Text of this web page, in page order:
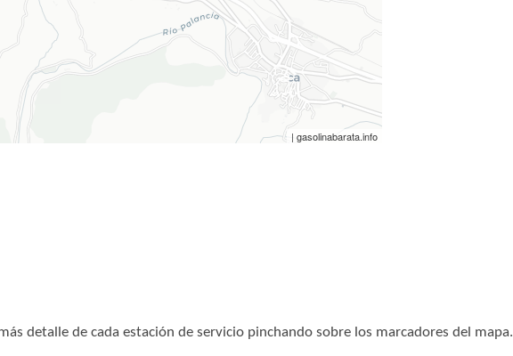
| gasolinabarata.info
detalle de cada estación de servicio pinchando sobre los marcadores del mapa.